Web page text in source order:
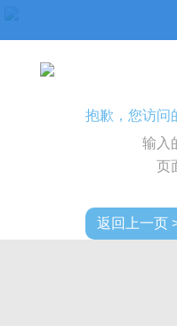
抱歉，您访问
输入
页
返回上一页